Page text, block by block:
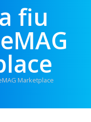
fiu
Marketplace